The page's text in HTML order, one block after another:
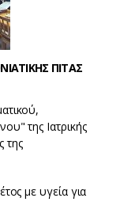
ΠΙΤΑΣ
της Ιατρικής
της
με υγεία για